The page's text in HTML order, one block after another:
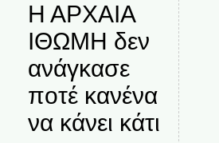
Η ΑΡΧΑΙΑ
ΙΘΩΜΗ δεν
ανάγκασε
ποτέ κανένα
να κάνει κάτι